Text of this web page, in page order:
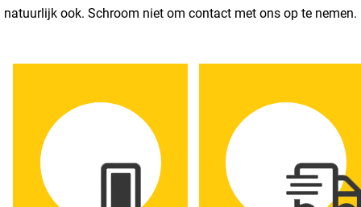
natuurlijk ook. Schroom niet om contact met ons op te nemen.